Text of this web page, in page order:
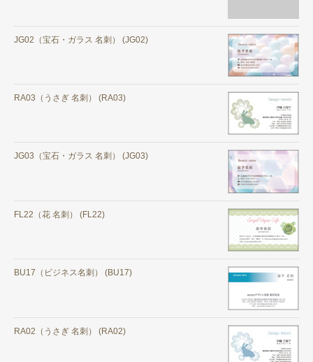
JG02（宝石・ガラス 名刺） (JG02)
RA03（うさぎ 名刺） (RA03)
JG03（宝石・ガラス 名刺） (JG03)
FL22（花 名刺） (FL22)
BU17（ビジネス名刺） (BU17)
RA02（うさぎ 名刺） (RA02)